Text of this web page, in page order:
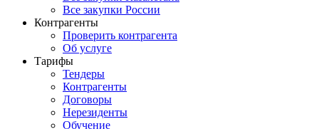
Все закупки России
Контрагенты
Проверить контрагента
Об услуге
Тарифы
Тендеры
Контрагенты
Договоры
Нерезиденты
Обучение